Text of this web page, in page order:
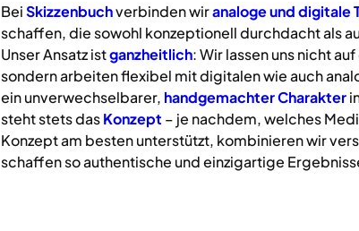
BeiSkizzenbuchverbinden wiranalogeunddigitale
schaffen, die sowohl konzeptionell durchdacht als
Unser Ansatz istganzheitlich: Wir lassen uns nicht
sondern arbeiten flexibel mit digitalen wie auch
ein unverwechselbarer, handgemachter Charakter
steht stets dasKonzept – je nachdem, welches
Konzept am besten unterstützt, kombinieren wir
schaffen so authentische und einzigartige